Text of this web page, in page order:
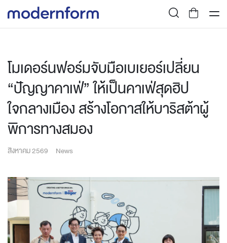
โมเดอร์นฟอร์มจับมือเบเยอร์เปลี่ยน
“ปัญญาคาเฟ่” ให้เป็นคาเฟ่สุดฮิป
ใจกลางเมือง สร้างโอกาสให้บาริสต้าผู้
พิการทางสมอง
สิงหาคม 2569 News